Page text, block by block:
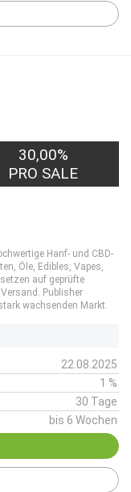
30,00%
PRO SALE
Hanf- und CBD-
Öle, Edibles, Vapes,
auf geprüfte
Publisher
wachsenden Markt.
22.08.2025
1 %
30 Tage
bis 6 Wochen